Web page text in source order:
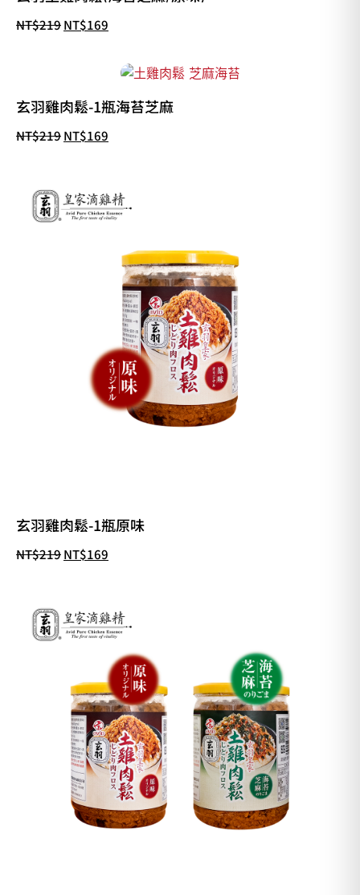
NT$219NT$169
玄羽雞肉鬆-1瓶海苔芝麻
NT$219NT$169
玄羽雞肉鬆-1瓶原味
NT$219NT$169